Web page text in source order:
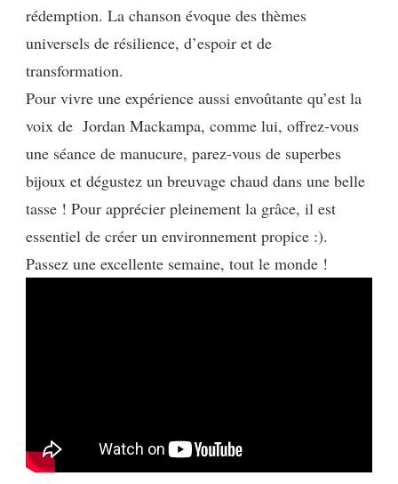
rédemption. La chanson évoque des thèmes
universels de résilience, d’espoir et de
transformation.
Pour vivre une expérience aussi envoûtante qu’est la
voix de Jordan Mackampa, comme lui, offrez-vous
une séance de manucure, parez-vous de superbes
bijoux et dégustez un breuvage chaud dans une belle
tasse ! Pour apprécier pleinement la grâce, il est
essentiel de créer un environnement propice :).
Passez une excellente semaine, tout le monde !